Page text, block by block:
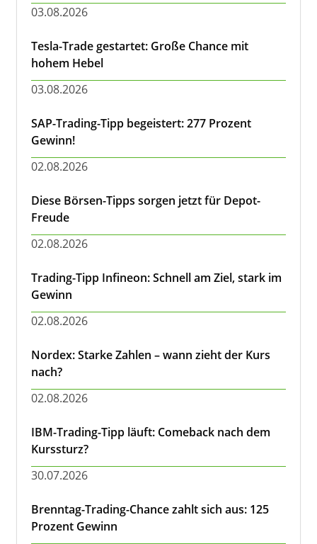
03.08.2026
Tesla-Trade gestartet: Große Chance mit
hohem Hebel
03.08.2026
SAP-Trading-Tipp begeistert: 277 Prozent
Gewinn!
02.08.2026
Diese Börsen-Tipps sorgen jetzt für Depot-
Freude
02.08.2026
Trading-Tipp Infineon: Schnell am Ziel, stark im
Gewinn
02.08.2026
Nordex: Starke Zahlen – wann zieht der Kurs
nach?
02.08.2026
IBM-Trading-Tipp läuft: Comeback nach dem
Kurssturz?
30.07.2026
Brenntag-Trading-Chance zahlt sich aus: 125
Prozent Gewinn